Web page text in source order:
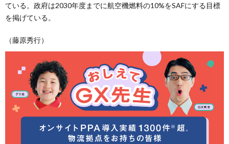
ている。政府は2030年度までに航空機燃料の10%をSAFにする目標
を掲げている。
（藤原秀行）